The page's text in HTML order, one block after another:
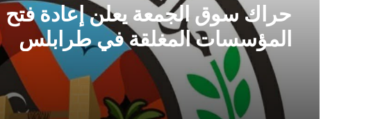
حراك سوق الجمعة يعلن إعادة فتح
المؤسسات المغلقة في طرابلس